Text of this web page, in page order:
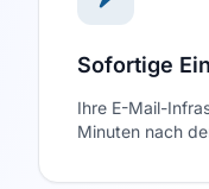
Sofortige
Ihre E-Mail-
Minuten nach